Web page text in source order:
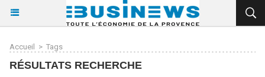
Accueil > Tags
RÉSULTATS RECHERCHE